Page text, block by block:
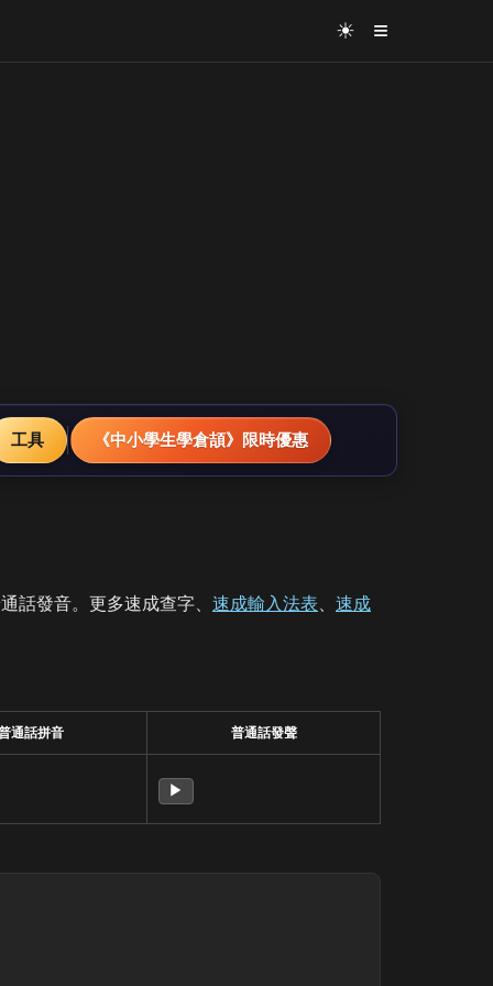
☀ ≡
工具 《中小學生學倉頡》限時優惠
話發音。更多速成查字、 速成輸入法表、 速成
通話拼音 普通話發聲
▶